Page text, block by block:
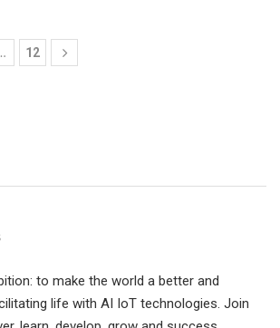
12
to make the world a better and
life with AI IoT technologies. Join